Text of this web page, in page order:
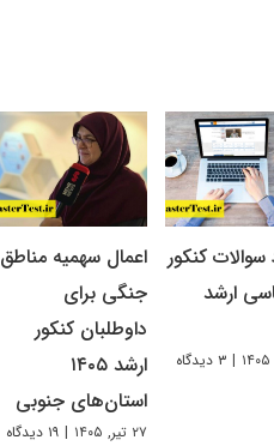
سوالات کنکور
ارشد
| ۳ دیدگاه
اعمال سهمیه مناطق
جنگی برای
داوطلبان کنکور
ارشد ۱۴۰۵
استان‌های جنوبی
۲۷ تیر, ۱۴۰۵ | ۱۹ دیدگاه